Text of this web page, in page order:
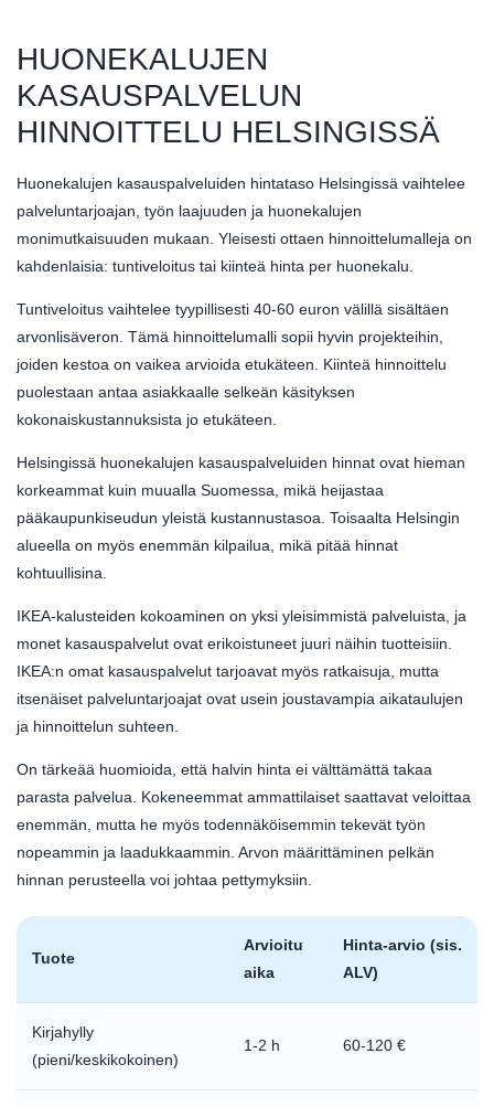
HUONEKALUJEN
KASAUSPALVELUN
HINNOITTELU HELSINGISSÄ
Huonekalujen kasauspalveluiden hintataso Helsingissä vaihtelee
palveluntarjoajan, työn laajuuden ja huonekalujen
monimutkaisuuden mukaan. Yleisesti ottaen hinnoittelumalleja on
kahdenlaisia: tuntiveloitus tai kiinteä hinta per huonekalu.
Tuntiveloitus vaihtelee tyypillisesti 40-60 euron välillä sisältäen
arvonlisäveron. Tämä hinnoittelumalli sopii hyvin projekteihin,
joiden kestoa on vaikea arvioida etukäteen. Kiinteä hinnoittelu
puolestaan antaa asiakkaalle selkeän käsityksen
kokonaiskustannuksista jo etukäteen.
Helsingissä huonekalujen kasauspalveluiden hinnat ovat hieman
korkeammat kuin muualla Suomessa, mikä heijastaa
pääkaupunkiseudun yleistä kustannustasoa. Toisaalta Helsingin
alueella on myös enemmän kilpailua, mikä pitää hinnat
kohtuullisina.
IKEA-kalusteiden kokoaminen on yksi yleisimmistä palveluista, ja
monet kasauspalvelut ovat erikoistuneet juuri näihin tuotteisiin.
IKEA:n omat kasauspalvelut tarjoavat myös ratkaisuja, mutta
itsenäiset palveluntarjoajat ovat usein joustavampia aikataulujen
ja hinnoittelun suhteen.
On tärkeää huomioida, että halvin hinta ei välttämättä takaa
parasta palvelua. Kokeneemmat ammattilaiset saattavat veloittaa
enemmän, mutta he myös todennäköisemmin tekevät työn
nopeammin ja laadukkaammin. Arvon määrittäminen pelkän
hinnan perusteella voi johtaa pettymyksiin.
Tuote
Arvioitu
aika
Hinta-arvio (sis.
ALV)
Kirjahylly
(pieni/keskikokoinen)
1-2 h 60-120 €